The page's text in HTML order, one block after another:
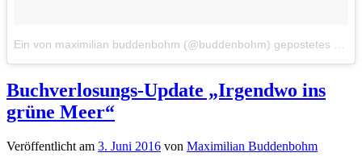
Buchverlosungs-Update „Irgendwo ins
grüne Meer“
Veröffentlicht am 3. Juni 2016 von Maximilian Buddenbohm